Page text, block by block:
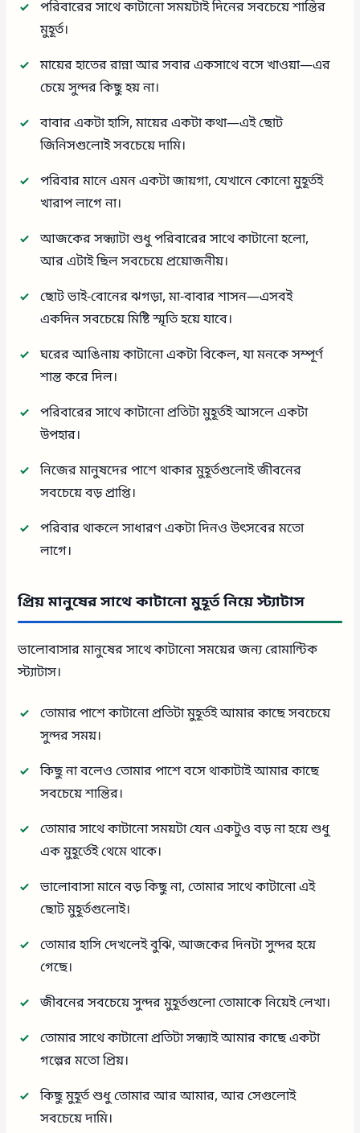
পরিবারের সাথে কাটানো সময়টাই দিনের সবচেয়ে শান্তির
মুহূর্ত।
মায়ের হাতের রান্না আর সবার একসাথে বসে খাওয়া—এর
চেয়ে সুন্দর কিছু হয় না।
বাবার একটা হাসি, মায়ের একটা কথা—এই ছোট
জিনিসগুলোই সবচেয়ে দামি।
পরিবার মানে এমন একটা জায়গা, যেখানে কোনো মুহূর্তই
খারাপ লাগে না।
আজকের সন্ধ্যাটা শুধু পরিবারের সাথে কাটানো হলো,
আর এটাই ছিল সবচেয়ে প্রয়োজনীয়।
ছোট ভাই-বোনের ঝগড়া, মা-বাবার শাসন—এসবই
একদিন সবচেয়ে মিষ্টি স্মৃতি হয়ে যাবে।
ঘরের আঙিনায় কাটানো একটা বিকেল, যা মনকে সম্পূর্ণ
শান্ত করে দিল।
পরিবারের সাথে কাটানো প্রতিটা মুহূর্তই আসলে একটা
উপহার।
নিজের মানুষদের পাশে থাকার মুহূর্তগুলোই জীবনের
সবচেয়ে বড় প্রাপ্তি।
পরিবার থাকলে সাধারণ একটা দিনও উৎসবের মতো
লাগে।
প্রিয় মানুষের সাথে কাটানো মুহূর্ত নিয়ে স্ট্যাটাস
ভালোবাসার মানুষের সাথে কাটানো সময়ের জন্য রোমান্টিক
স্ট্যাটাস।
তোমার পাশে কাটানো প্রতিটা মুহূর্তই আমার কাছে সবচেয়ে
সুন্দর সময়।
কিছু না বলেও তোমার পাশে বসে থাকাটাই আমার কাছে
সবচেয়ে শান্তির।
তোমার সাথে কাটানো সময়টা যেন একটুও বড় না হয়ে শুধু
এক মুহূর্তেই থেমে থাকে।
ভালোবাসা মানে বড় কিছু না, তোমার সাথে কাটানো এই
ছোট মুহূর্তগুলোই।
তোমার হাসি দেখলেই বুঝি, আজকের দিনটা সুন্দর হয়ে
গেছে।
জীবনের সবচেয়ে সুন্দর মুহূর্তগুলো তোমাকে নিয়েই লেখা।
তোমার সাথে কাটানো প্রতিটা সন্ধ্যাই আমার কাছে একটা
গল্পের মতো প্রিয়।
কিছু মুহূর্ত শুধু তোমার আর আমার, আর সেগুলোই
সবচেয়ে দামি।